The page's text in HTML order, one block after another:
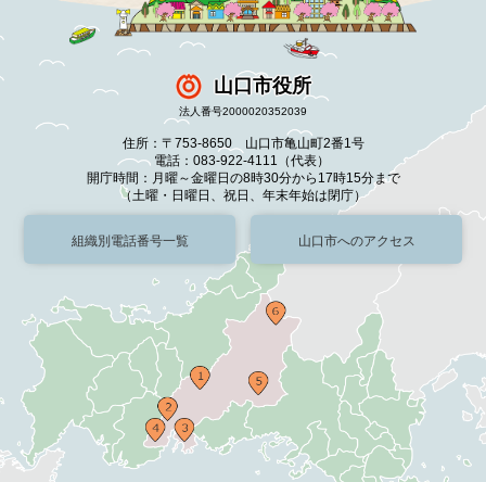
山口市役所
法人番号2000020352039
住所：〒753-8650 山口市亀山町2番1号
電話：083-922-4111（代表）
開庁時間：月曜～金曜日の8時30分から17時15分まで
（土曜・日曜日、祝日、年末年始は閉庁）
組織別電話番号一覧 山口市へのアクセス